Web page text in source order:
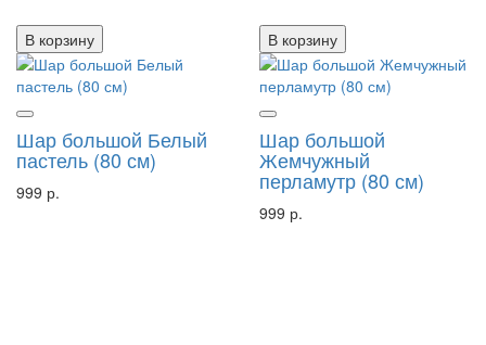
В корзину В корзину
Шар большой Белый
пастель (80 см)
999 р.
Шар большой
Жемчужный
перламутр (80 см)
999 р.